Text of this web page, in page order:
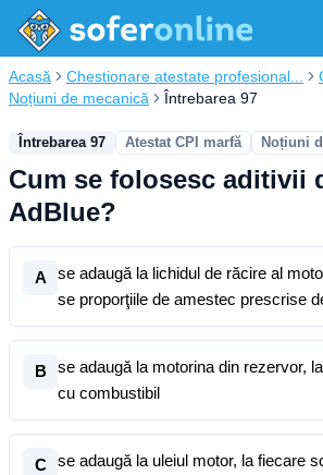
Acasă Chestionare atestate profesional...
Noțiuni de mecanică
Întrebarea 97
Întrebarea 97 Atestat CPI marfă Noțiuni
Cum se folosesc aditivii
AdBlue?
A
se adaugă la lichidul de răcire al
se proporţiile de amestec prescrise
B
se adaugă la motorina din rezervor,
cu combustibil
C
se adaugă la uleiul motor, la fiecare